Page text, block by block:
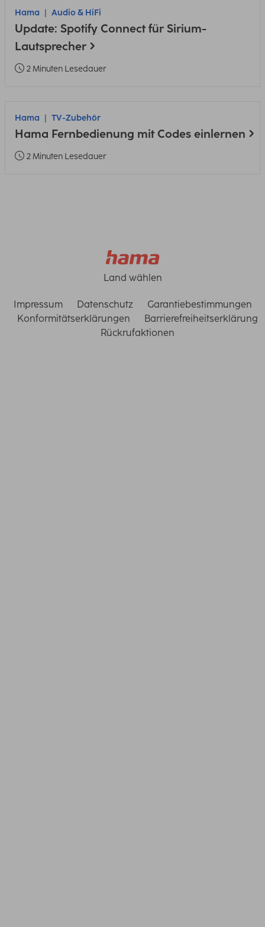
Hama Audio & HiFi
Update: Spotify Connect für Sirium-
Lautsprecher
2 Minuten Lesedauer
Hama TV-Zubehör
Hama Fernbedienung mit Codes einlernen
2 Minuten Lesedauer
Land wählen
Impressum Datenschutz
Garantiebestimmungen
Konformitätserklärungen
Barrierefreiheitserklärung
Rückrufaktionen